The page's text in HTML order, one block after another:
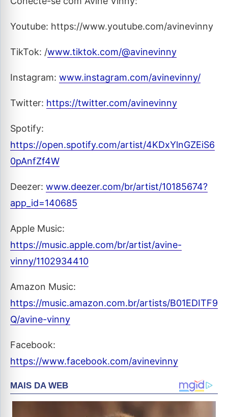
Youtube: https://www.youtube.com/avinevinny
TikTok: /www.tiktok.com/@avinevinny
Instagram: www.instagram.com/avinevinny/
Twitter: https://twitter.com/avinevinny
Spotify:
https://open.spotify.com/artist/4KDxYlnGZEiS6
0pAnfZf4W
Deezer: www.deezer.com/br/artist/10185674?
app_id=140685
Apple Music:
https://music.apple.com/br/artist/avine-
vinny/1102934410
Amazon Music:
https://music.amazon.com.br/artists/B01EDITF9
Q/avine-vinny
Facebook:
https://www.facebook.com/avinevinny